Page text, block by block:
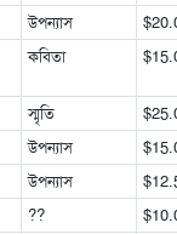
উপন্যাস
কবিতা
স্মৃতি
উপন্যাস
উপন্যাস
??